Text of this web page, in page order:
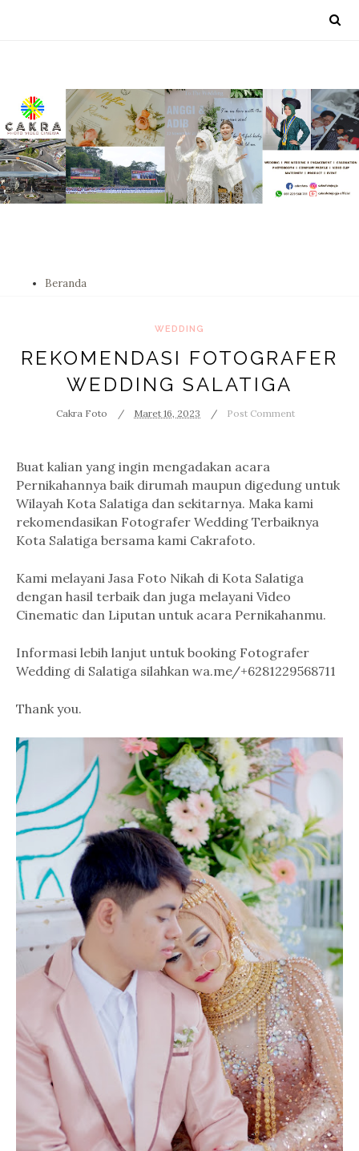
Beranda
WEDDING
REKOMENDASI FOTOGRAFER
WEDDING SALATIGA
Cakra Foto Maret 16, 2023 Post Comment
Buat kalian yang ingin mengadakan acara
Pernikahannya baik dirumah maupun digedung untuk
Wilayah Kota Salatiga dan sekitarnya. Maka kami
rekomendasikan Fotografer Wedding Terbaiknya
Kota Salatiga bersama kami Cakrafoto.
Kami melayani Jasa Foto Nikah di Kota Salatiga
dengan hasil terbaik dan juga melayani Video
Cinematic dan Liputan untuk acara Pernikahanmu.
Informasi lebih lanjut untuk booking Fotografer
Wedding di Salatiga silahkan wa.me/+6281229568711
Thank you.